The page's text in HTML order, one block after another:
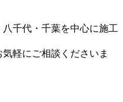
千代・千葉を中心に施工
軽にご相談くださいま